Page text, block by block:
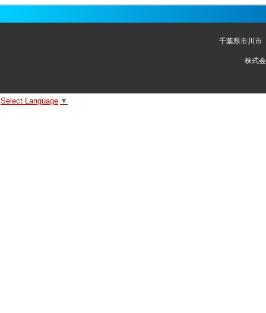
千葉県市川市
株式
Select Language ▼